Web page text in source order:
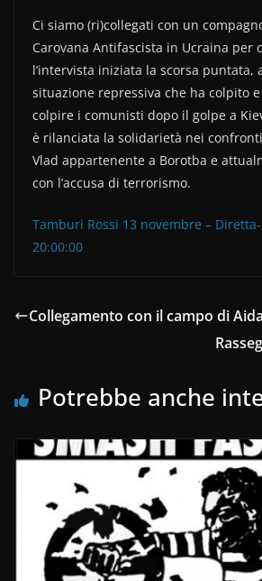
Ci siamo (ri)collegati con un
Carovana Antifascista in Ucraina per
l’intervista iniziata la scorsa puntata,
situazione repressiva che ha colpito
colpire i comunisti dopo il golpe a
è rilanciata la solidarietà nei
Vlad appartenente a Borotba e
con l’accusa di terrorismo.
Tamburi Rossi 13 novembre –
20:00:00
Collegamento con il campo di
Potrebbe anche